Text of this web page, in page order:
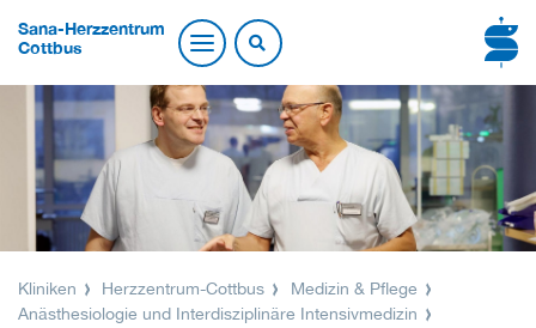
Sana-Herzzentrum
Cottbus
Kliniken Herzzentrum-Cottbus
Medizin & Pflege
Anästhesiologie und Interdisziplinäre Intensivmedizin